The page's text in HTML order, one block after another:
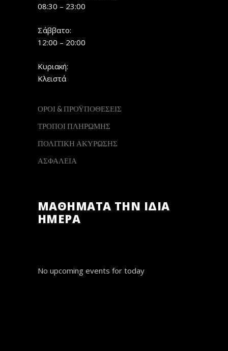
08:30 – 23:00
Σάββατο:
12:00 – 20:00
Κυριακή:
Κλειστά
ΟΡΟΙ & ΠΡΟΫΠΟΘΕΣΕΙΣ
ΤΡΟΠΟΙ ΠΛΗΡΩΜΗΣ
ΠΟΛΙΤΙΚΗ ΑΚΥΡΩΣΗΣ
ΑΣΦΑΛΕΙΑ
ΜΑΘΗΜΑΤΑ ΤΗΝ ΙΔΙΑ
ΗΜΕΡΑ
No upcoming events for today